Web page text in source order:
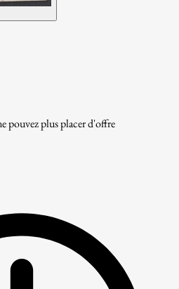
pouvez plus placer d'offre